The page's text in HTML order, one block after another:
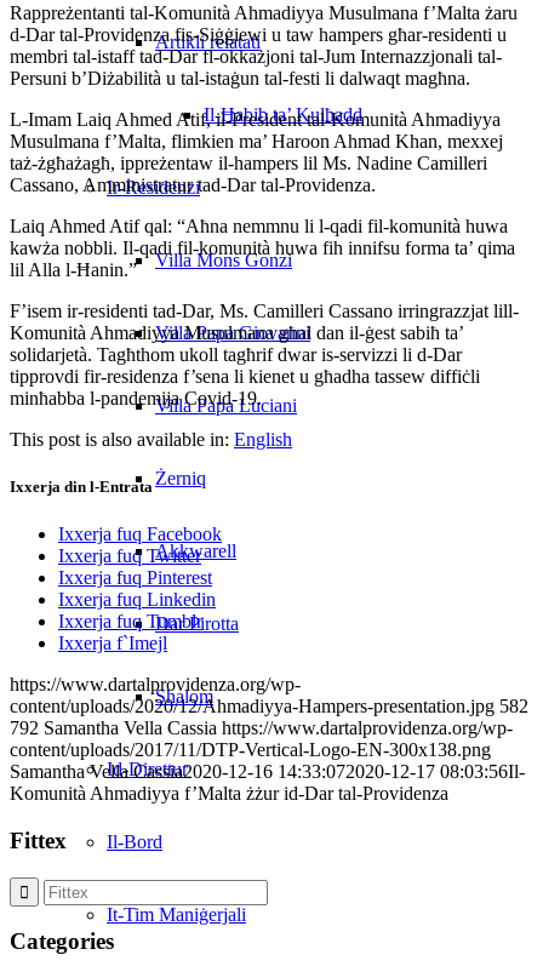
Artikli relatati
Il-Ħabib ta’ Kulħadd
Ir-Residenzi
Villa Mons Gonzi
Villa Papa Giovanni
Villa Papa Luciani
Żerniq
Akkwarell
Dar Pirotta
Shalom
Id-Direttur
Il-Bord
It-Tim Maniġerjali
Rappreżentanti tal-Komunità Ahmadiyya Musulmana f’Malta żaru
d-Dar tal-Providenza fis-Siġġiewi u taw hampers għar-residenti u
membri tal-istaff tad-Dar fl-okkażjoni tal-Jum Internazzjonali tal-
Persuni b’Diżabilità u tal-istaġun tal-festi li dalwaqt magħna.
L-Imam Laiq Ahmed Atif, il-President tal-Komunità Ahmadiyya
Musulmana f’Malta, flimkien ma’ Haroon Ahmad Khan, mexxej
taż-żgħażagħ, ippreżentaw il-hampers lil Ms. Nadine Camilleri
Cassano, Amministratur tad-Dar tal-Providenza.
Laiq Ahmed Atif qal: “Aħna nemmnu li l-qadi fil-komunità huwa
kawża nobbli. Il-qadi fil-komunità huwa fih innifsu forma ta’ qima
lil Alla l-Ħanin.”
F’isem ir-residenti tad-Dar, Ms. Camilleri Cassano irringrazzjat lill-
Komunità Ahmadiyya Musulmana għal dan il-ġest sabiħ ta’
solidarjetà. Tagħthom ukoll tagħrif dwar is-servizzi li d-Dar
tipprovdi fir-residenza f’sena li kienet u għadha tassew diffiċli
minħabba l-pandemija Covid-19.
This post is also available in: English
Ixxerja din l-Entrata
Ixxerja fuq Facebook
Ixxerja fuq Twitter
Ixxerja fuq Pinterest
Ixxerja fuq Linkedin
Ixxerja fuq Tumblr
Ixxerja f`Imejl
https://www.dartalprovidenza.org/wp-
content/uploads/2020/12/Ahmadiyya-Hampers-presentation.jpg 582
792 Samantha Vella Cassia https://www.dartalprovidenza.org/wp-
content/uploads/2017/11/DTP-Vertical-Logo-EN-300x138.png
Samantha Vella Cassia2020-12-16 14:33:072020-12-17 08:03:56Il-
Komunità Ahmadiyya f’Malta żżur id-Dar tal-Providenza
Fittex
Categories